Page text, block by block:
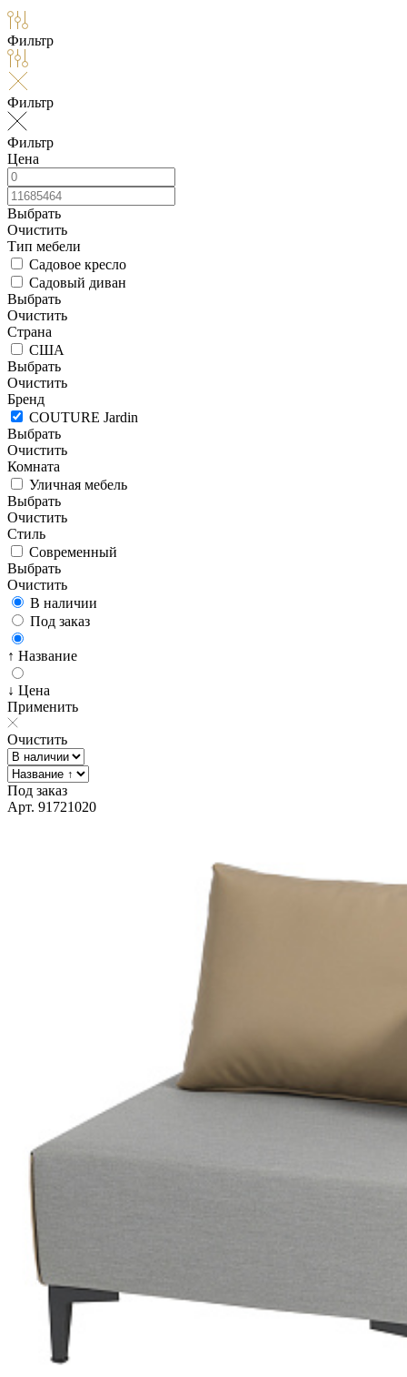
Фильтр
Фильтр
Фильтр
Цена
Выбрать
Очистить
Тип мебели
Садовое кресло
Садовый диван
Выбрать
Очистить
Страна
США
Выбрать
Очистить
Бренд
COUTURE Jardin
Выбрать
Очистить
Комната
Уличная мебель
Выбрать
Очистить
Стиль
Современный
Выбрать
Очистить
В наличии
Под заказ
↑ Название
↓ Цена
Применить
Очистить
Под заказ
Арт. 91721020